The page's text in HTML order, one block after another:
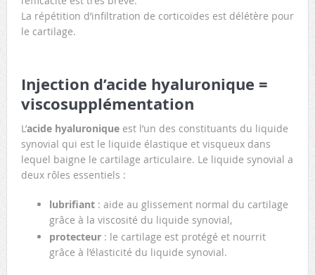
La répétition d’infiltration de corticoïdes est délétère pour
le cartilage.
Injection d’acide hyaluronique =
viscosupplémentation
L’acide hyaluroniqueest l’un des constituants du liquide
synovial qui est le liquide élastique et visqueux dans
lequel baigne le cartilage articulaire. Le liquide synovial a
deux rôles essentiels :
lubrifiant: aide au glissement normal du cartilage
grâce à la viscosité du liquide synovial,
protecteur: le cartilage est protégé et nourrit
grâce à l’élasticité du liquide synovial.